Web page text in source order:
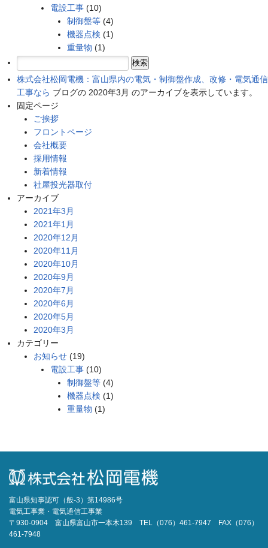
電設工事 (10)
制御盤等 (4)
機器点検 (1)
重量物 (1)
検
索:
株式会社松岡電機：富山県内の電気・制御盤作成、改修・電気通信
工事なら ブログの 2020年3月 のアーカイブを表示しています。
固定ページ
ご挨拶
フロントページ
会社概要
採用情報
新着情報
社屋投光器取付
アーカイブ
2021年3月
2021年1月
2020年12月
2020年11月
2020年10月
2020年9月
2020年7月
2020年6月
2020年5月
2020年3月
カテゴリー
お知らせ (19)
電設工事 (10)
制御盤等 (4)
機器点検 (1)
重量物 (1)
富山県知事認可（般-3）第14986号
電気工事業・電気通信工事業
〒930-0904 富山県富山市一本木139 TEL（076）461-7947 FAX（076）
461-7948